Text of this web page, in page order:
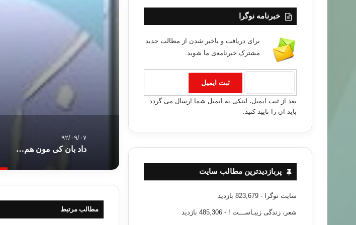
بان کی مون هم در اومد.!
۹۲/۰۹/۰۷
داد بان کی مون هم در اومد.!
مطالب مرتبط
خبرنامه نوگرا
برای دریافت و باخبر شدن از مطالب جدید
مشترک خبرنامه‌ی ما شوید.
بعد از ثبت ایمیل، لینکی به ایمیل شما ارسال می گردد
باید آن را تایید کنید.
پربازدیدترین مطالب سایت
سایت نوگرا - 823,679 بازدید
شعر، زندگی زیبـاســـت ! - 485,306 بازدید